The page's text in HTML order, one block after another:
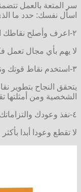
سر المتعة بالعمل
اسأل نفسك: حدد ما
٢-اعرف وأصلح نقاطك العمياء
لا يهم بأي مجال
٣-استخدم نقاط قوتك ونقاط ضعفك
يتحقق النجاح بتطوير
الشخصية ومن أمثلتها
٤-نفذ وعودك والتزاماتك
لا تقطع وعودا أبدا